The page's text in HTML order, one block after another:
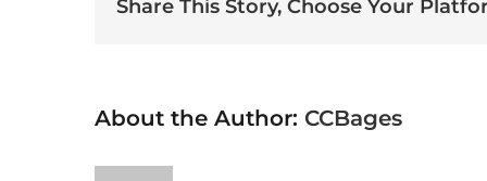
Share This Story, Choose Your
About the Author: CCBages